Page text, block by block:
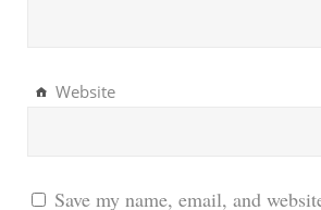
Website
Save my name, email, and